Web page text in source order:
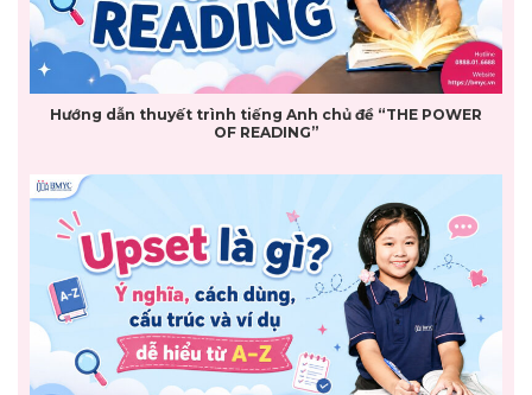
Hướng dẫn thuyết trình tiếng Anh chủ đề “THE POWER
OF READING”